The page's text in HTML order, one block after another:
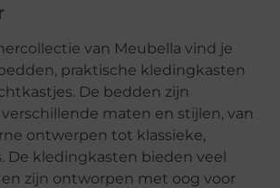
van Meubella vind je
praktische kledingkasten
De bedden zijn
maten en stijlen, van
ontwerpen tot klassieke,
De kledingkasten bieden veel
zijn ontworpen met oog voor